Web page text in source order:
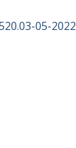
05-2022